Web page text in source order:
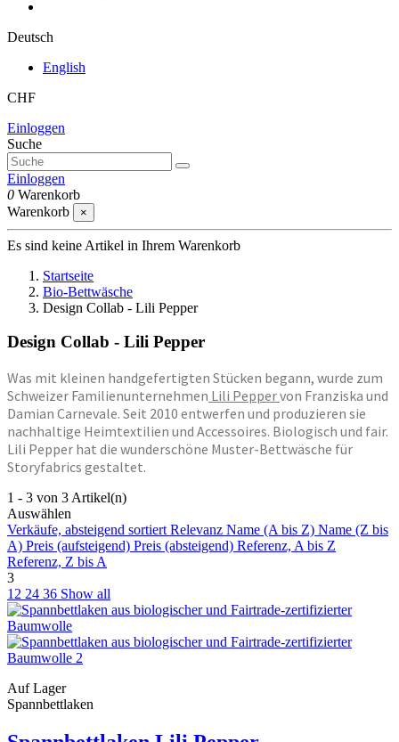
Deutsch
English
CHF
Einloggen
Suche
Einloggen
0 Warenkorb
Warenkorb
×
Es sind keine Artikel in Ihrem Warenkorb
Startseite
Bio-Bettwäsche
Design Collab - Lili Pepper
Design Collab - Lili Pepper
Was mit kleinen handgefertigten Stücken begann, wurde zum
Schweizer Familienunternehmen Lili Peppervon Franziska und
Damian Carnevale. Seit 2010 entwerfen und produzieren sie
nachhaltige Heimtextilien und Accessoires. Biologisch und fair.
Lili Pepper hat die wunderschöne Muster-Bettwäsche für
Storyfabrics gestaltet.
1 - 3 von 3 Artikel(n)
Auswählen
Verkäufe, absteigend sortiert Relevanz Name (A bis Z) Name (Z bis
A) Preis (aufsteigend) Preis (absteigend) Referenz, A bis Z
Referenz, Z bis A
3
12 24 36 Show all
Auf Lager
Spannbettlaken